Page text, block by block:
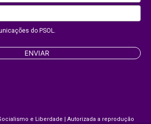
do PSOL.
ENVIAR
e Liberdade | Autorizada a reprodução